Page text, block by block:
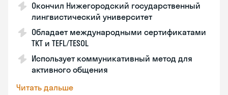
Окончил Нижегородский государственный
лингвистический университет
Обладает международными сертификатами
TKT и TEFL/TESOL
Использует коммуникативный метод для
активного общения
Читать дальше